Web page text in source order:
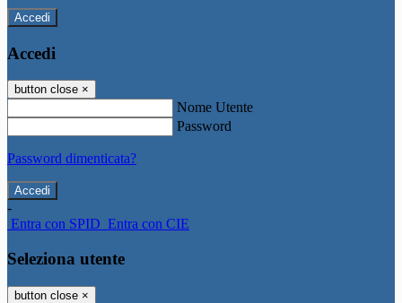
Accedi
Accedi
button close ×
Nome Utente
Password
Password dimenticata?
-
Entra con SPID Entra con CIE
Seleziona utente
button close ×